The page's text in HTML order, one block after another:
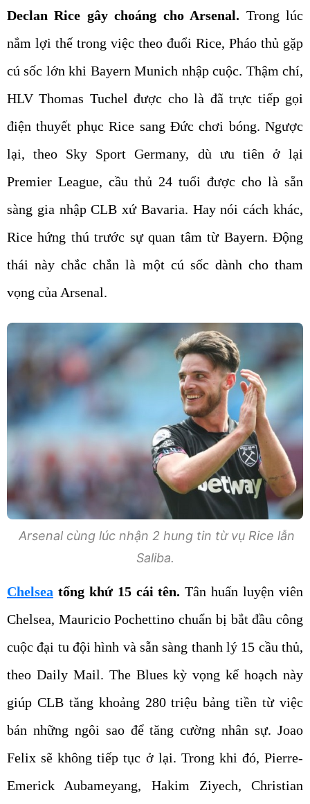
Declan Rice gây choáng cho Arsenal. Trong lúc
nắm lợi thế trong việc theo đuổi Rice, Pháo thủ gặp
cú sốc lớn khi Bayern Munich nhập cuộc. Thậm chí,
HLV Thomas Tuchel được cho là đã trực tiếp gọi
điện thuyết phục Rice sang Đức chơi bóng. Ngược
lại, theo Sky Sport Germany, dù ưu tiên ở lại
Premier League, cầu thủ 24 tuổi được cho là sẵn
sàng gia nhập CLB xứ Bavaria. Hay nói cách khác,
Rice hứng thú trước sự quan tâm từ Bayern. Động
thái này chắc chắn là một cú sốc dành cho tham
vọng của Arsenal.
Arsenal cùng lúc nhận 2 hung tin từ vụ Rice lẫn
Saliba.
Chelsea tống khứ 15 cái tên. Tân huấn luyện viên
Chelsea, Mauricio Pochettino chuẩn bị bắt đầu công
cuộc đại tu đội hình và sẵn sàng thanh lý 15 cầu thủ,
theo Daily Mail. The Blues kỳ vọng kế hoạch này
giúp CLB tăng khoảng 280 triệu bảng tiền từ việc
bán những ngôi sao để tăng cường nhân sự. Joao
Felix sẽ không tiếp tục ở lại. Trong khi đó, Pierre-
Emerick Aubameyang, Hakim Ziyech, Christian